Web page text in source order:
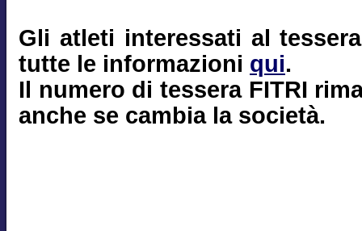
Gli atleti interessati al
tutte le informazioni qui.
Il numero di tessera FITRI
anche se cambia la società.